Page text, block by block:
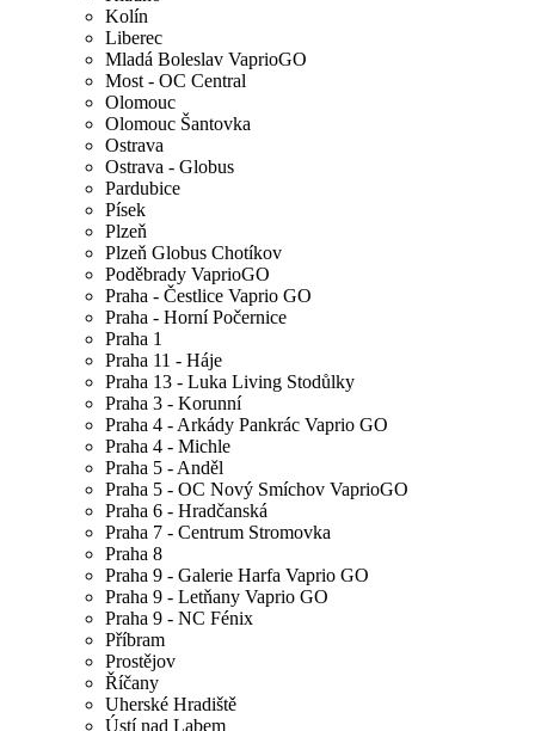
Kolín
Liberec
Mladá Boleslav VaprioGO
Most - OC Central
Olomouc
Olomouc Šantovka
Ostrava
Ostrava - Globus
Pardubice
Písek
Plzeň
Plzeň Globus Chotíkov
Poděbrady VaprioGO
Praha - Čestlice Vaprio GO
Praha - Horní Počernice
Praha 1
Praha 11 - Háje
Praha 13 - Luka Living Stodůlky
Praha 3 - Korunní
Praha 4 - Arkády Pankrác Vaprio GO
Praha 4 - Michle
Praha 5 - Anděl
Praha 5 - OC Nový Smíchov VaprioGO
Praha 6 - Hradčanská
Praha 7 - Centrum Stromovka
Praha 8
Praha 9 - Galerie Harfa Vaprio GO
Praha 9 - Letňany Vaprio GO
Praha 9 - NC Fénix
Příbram
Prostějov
Říčany
Uherské Hradiště
Ústí nad Labem